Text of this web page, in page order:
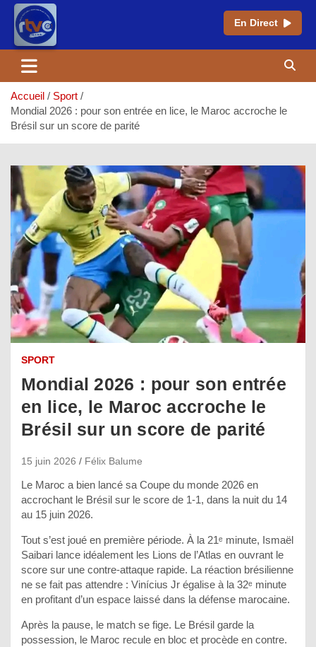
En Direct
contenu
Accueil
Sport
Mondial 2026 : pour son entrée en lice, le Maroc accroche le
Brésil sur un score de parité
SPORT
Mondial 2026 : pour son entrée
en lice, le Maroc accroche le
Brésil sur un score de parité
15 juin 2026 Félix Balume
Le Maroc a bien lancé sa Coupe du monde 2026 en
accrochant le Brésil sur le score de 1-1, dans la nuit du 14
au 15 juin 2026.
Tout s’est joué en première période. À la 21ᵉ minute, Ismaël
Saibari lance idéalement les Lions de l’Atlas en ouvrant le
score sur une contre-attaque rapide. La réaction brésilienne
ne se fait pas attendre : Vinícius Jr égalise à la 32ᵉ minute
en profitant d’un espace laissé dans la défense marocaine.
Après la pause, le match se fige. Le Brésil garde la
possession, le Maroc recule en bloc et procède en contre.